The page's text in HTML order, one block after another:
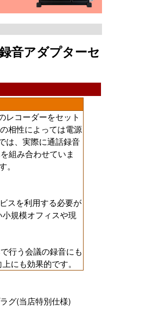
音アダプターセ
レコーダーをセット
相性によっては電源
は、実際に通話録音
組み合わせていま
スを利用する必要が
規模オフィスや現
行う会議の録音にも
にも効果的です。
グ(当店特別仕様)